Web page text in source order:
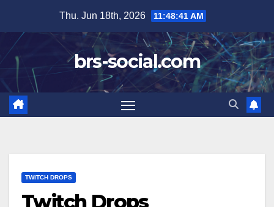
content
Thu. Jun 18th, 2026 11:48:42 AM
brs-social.com
TWITCH DROPS
Twitch Drops